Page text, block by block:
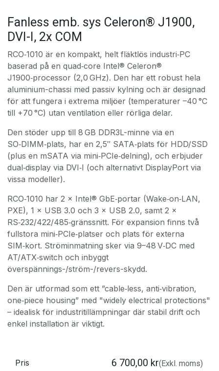
Fanless emb. sys Celeron® J1900,
DVI-I, 2x COM
RCO‑1010 är en kompakt, helt fläktlös industri‑PC
baserad på en quad‑core Intel® Celeron®
J1900‑processor (2,0 GHz). Den har ett robust hela
aluminium-chassi med passiv kylning och är designad
för att fungera i extrema miljöer (temperaturer –40 °C
till +70 °C) utan ventilation eller rörliga delar.
Den stöder upp till 8 GB DDR3L-minne via en
SO‑DIMM‑plats, har en 2,5″ SATA‑plats för HDD/SSD
(plus en mSATA via mini‑PCIe‑delning), och erbjuder
dual‑display via DVI‑I (och alternativt DisplayPort via
vissa modeller).
RCO‑1010 har 2 × Intel® GbE‑portar (Wake‑on‑LAN,
PXE), 1 × USB 3.0 och 3 × USB 2.0, samt 2 ×
RS‑232/422/485‑gränssnitt. För expansion finns två
fullstora mini‑PCIe‑platser och plats för externa
SIM‑kort. Ströminmatning sker via 9–48 V‑DC med
AT/ATX‑switch och inbyggt
överspännings-/ström-/revers-skydd.
Den är utformad som ett ”cable‑less, anti‑vibration,
one‑piece housing” med "widely electrical protections"
– idealisk för industritillämpningar där stabil drift och
enkel installation är viktigt.
Pris 6 700,00 kr(Exkl. moms)